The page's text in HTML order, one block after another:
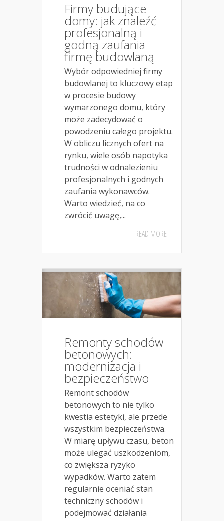
Firmy budujące
domy: jak znaleźć
profesjonalną i
godną zaufania
firmę budowlaną
Wybór odpowiedniej firmy
budowlanej to kluczowy etap
w procesie budowy
wymarzonego domu, który
może zadecydować o
powodzeniu całego projektu.
W obliczu licznych ofert na
rynku, wiele osób napotyka
trudności w odnalezieniu
profesjonalnych i godnych
zaufania wykonawców.
Warto wiedzieć, na co
zwrócić uwagę,...
READ MORE
Remonty schodów
betonowych:
modernizacja i
bezpieczeństwo
Remont schodów
betonowych to nie tylko
kwestia estetyki, ale przede
wszystkim bezpieczeństwa.
W miarę upływu czasu, beton
może ulegać uszkodzeniom,
co zwiększa ryzyko
wypadków. Warto zatem
regularnie oceniać stan
techniczny schodów i
podejmować działania